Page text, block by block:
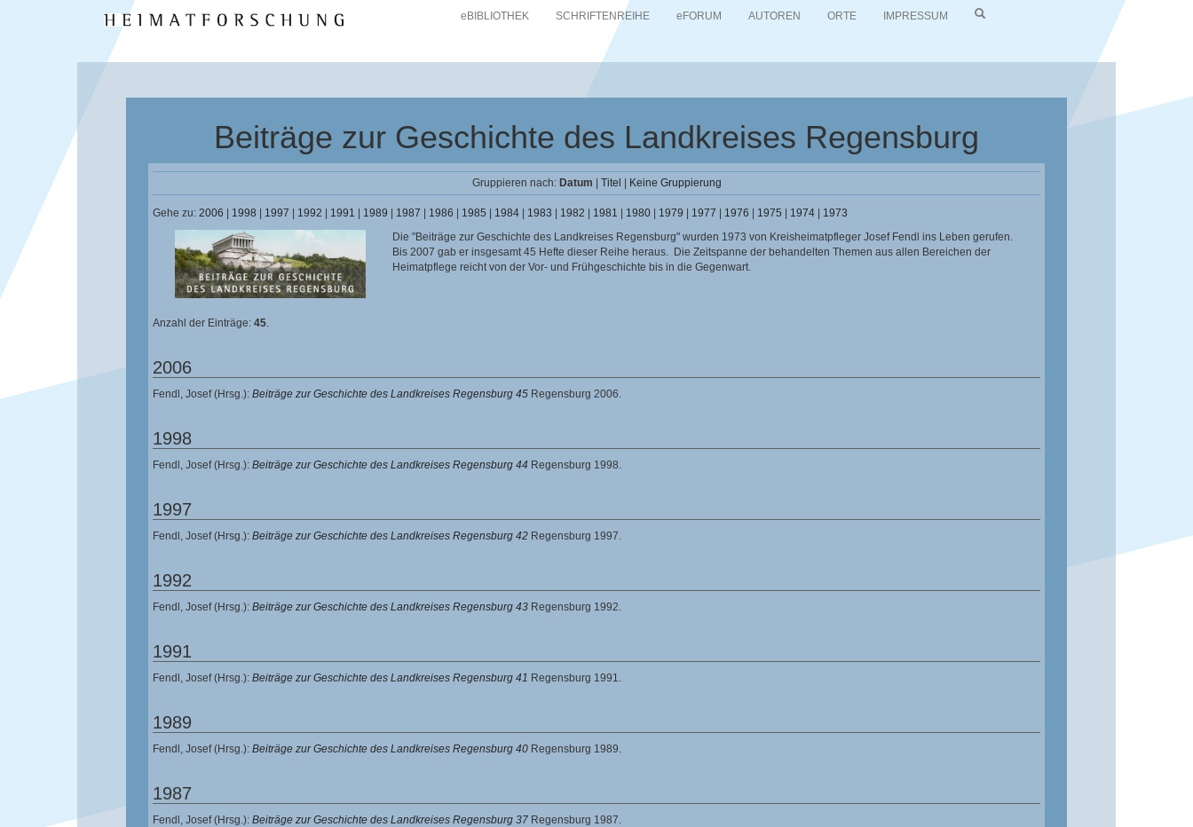
eBIBLIOTHEK SCHRIFTENREIHE eFORUM AUTOREN ORTE IMPRESSUM
Beiträge zur Geschichte des Landkreises Regensburg
Gruppieren nach: Datum Titel Keine Gruppierung
Gehe zu: 2006 1998 1997 1992 1991 1989 1987 1986 1985 1984 1983 1982 1981 1980 1979 1977 1976 1975 1974
1973
Die "Beiträge zur Geschichte des Landkreises Regensburg" wurden 1973 von Kreisheimatpfleger Josef Fendl ins Leben gerufen.
Bis 2007 gab er insgesamt 45 Hefte dieser Reihe heraus. Die Zeitspanne der behandelten Themen aus allen Bereichen der
Heimatpflege reicht von der Vor- und Frühgeschichte bis in die Gegenwart.
Anzahl der Einträge: 45
2006
Fendl, Josef(Hrsg.): Beiträge zur Geschichte des Landkreises Regensburg 45 Regensburg 2006.
1998
Fendl, Josef(Hrsg.): Beiträge zur Geschichte des Landkreises Regensburg 44 Regensburg 1998.
1997
Fendl, Josef(Hrsg.): Beiträge zur Geschichte des Landkreises Regensburg 42 Regensburg 1997.
1992
Fendl, Josef(Hrsg.): Beiträge zur Geschichte des Landkreises Regensburg 43 Regensburg 1992.
1991
Fendl, Josef(Hrsg.): Beiträge zur Geschichte des Landkreises Regensburg 41 Regensburg 1991.
1989
Fendl, Josef(Hrsg.): Beiträge zur Geschichte des Landkreises Regensburg 40 Regensburg 1989.
1987
Fendl, Josef(Hrsg.): Beiträge zur Geschichte des Landkreises Regensburg 37 Regensburg 1987.